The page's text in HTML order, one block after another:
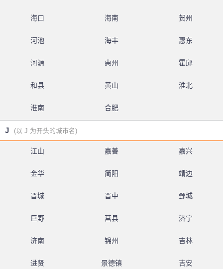
海口 海南 贺州
河池 海丰 惠东
河源 惠州 霍邱
和县 黄山 淮北
淮南 合肥
J (以 J 为开头的城市名)
江山 嘉善 嘉兴
金华 简阳 靖边
晋城 晋中 鄄城
巨野 莒县 济宁
济南 锦州 吉林
进贤 景德镇 吉安